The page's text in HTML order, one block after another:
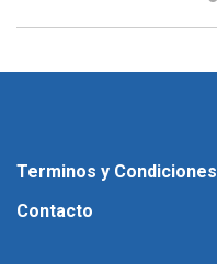
Terminos y Condiciones
Contacto